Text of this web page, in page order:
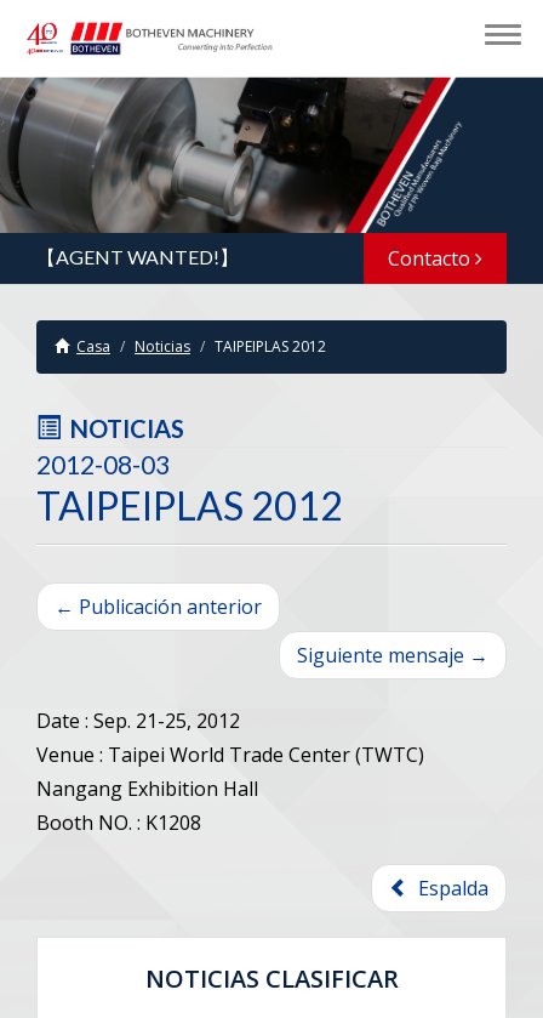
【AGENT WANTED!】 Contacto
Casa Noticias TAIPEIPLAS 2012
NOTICIAS
2012-08-03
TAIPEIPLAS 2012
← Publicación anterior
Siguiente mensaje →
Date : Sep. 21-25, 2012
Venue : Taipei World Trade Center (TWTC)
Nangang Exhibition Hall
Booth NO. : K1208
Espalda
NOTICIAS CLASIFICAR